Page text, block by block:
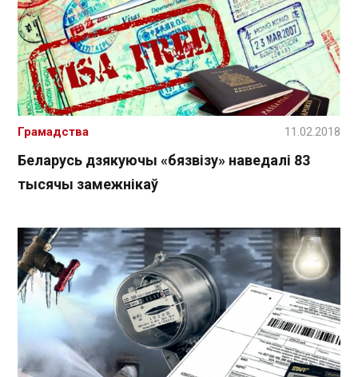
Беларусь дзякуючы «бязвізу» наведалі 83
тысячы замежнікаў
Грамадства 11.02.2018